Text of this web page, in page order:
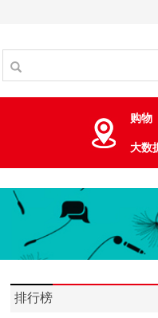
购物
大数
排行榜